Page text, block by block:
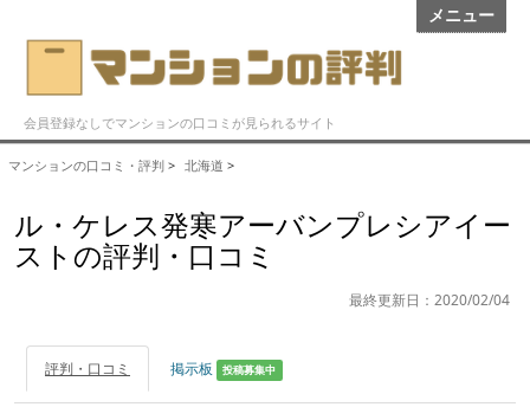
メニュー
会員登録なしでマンションの口コミが見られるサイト
マンションの口コミ・評判 > 北海道 >
ル・ケレス発寒アーバンプレシアイー
ストの評判・口コミ
最終更新日：2020/02/04
評判・口コミ 掲示板 投稿募集中